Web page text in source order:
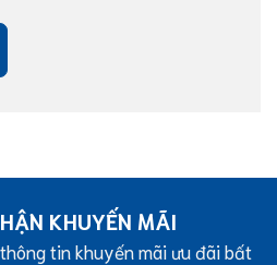
KHUYẾN MÃI
tin khuyến mãi ưu đãi bất